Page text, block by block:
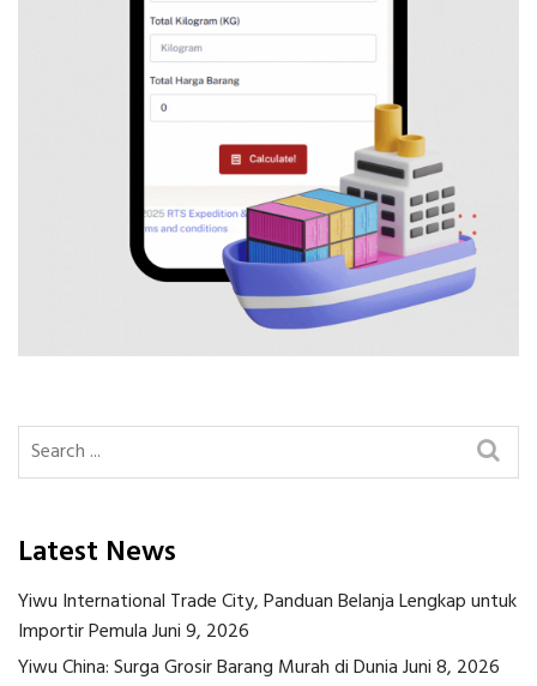
Latest News
Yiwu International Trade City, Panduan Belanja Lengkap untuk
Importir PemulaJuni 9, 2026
Yiwu China: Surga Grosir Barang Murah di DuniaJuni 8, 2026